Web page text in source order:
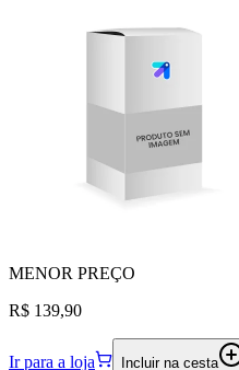
MENOR PREÇO
R$ 139,90
Ir para a loja Incluir na cesta